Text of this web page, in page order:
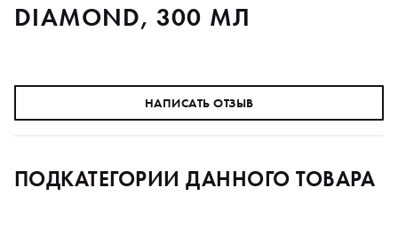
DIAMOND, 300 МЛ
НАПИСАТЬ ОТЗЫВ
ПОДКАТЕГОРИИ ДАННОГО ТОВАРА